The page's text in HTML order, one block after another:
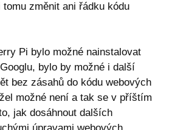
změnit ani řádku kódu
Pi bylo možné nainstalovat
bylo by možné i další
bez zásahů do kódu webových
možné není a tak se v příštím
jak dosáhnout dalších